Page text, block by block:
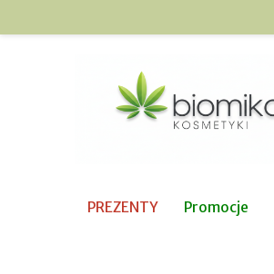
PREZENTY Promocje